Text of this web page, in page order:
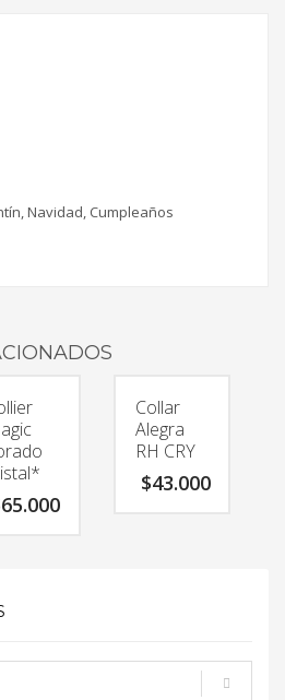
Navidad, Cumpleaños
65.000
Collar
Alegra
RH CRY
$43.000